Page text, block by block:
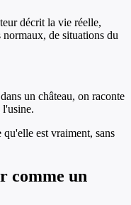
décrit la vie réelle,
de situations du
un château, on raconte
est vraiment, sans
comme un